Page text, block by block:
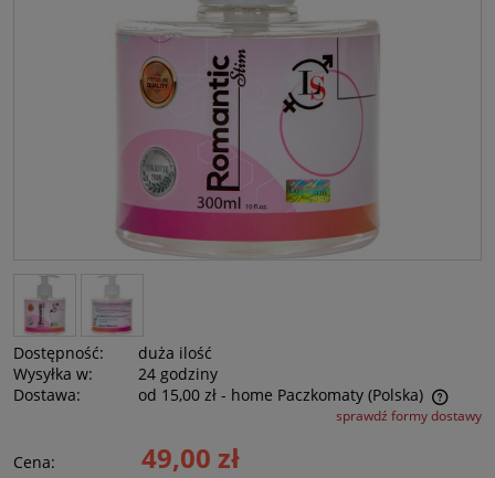
Dostępność:
duża ilość
Wysyłka w:
24 godziny
Dostawa:
od 15,00 zł - home Paczkomaty (Polska)
Cena nie zawiera ewentualnych kosztów płatnościsprawdź formy dostawy
Cena: 49,00 zł